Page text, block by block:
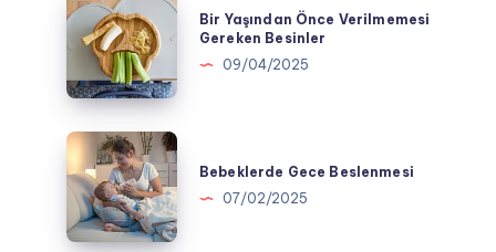
Yaşından
Önce
Verilmemesi
Gereken
Besinler
Bir Yaşından Önce Verilmemesi
Gereken Besinler
09/04/2025
Bebeklerde
Gece
Beslenmesi
Bebeklerde Gece Beslenmesi
07/02/2025